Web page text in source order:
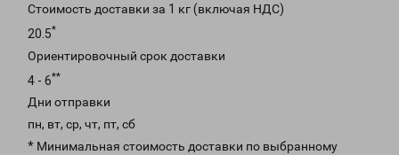
Стоимость доставки за 1 кг (включая НДС)
20.5*
Ориентировочный срок доставки
4 - 6**
Дни отправки
пн, вт, ср, чт, пт, сб
* Минимальная стоимость доставки по выбранному